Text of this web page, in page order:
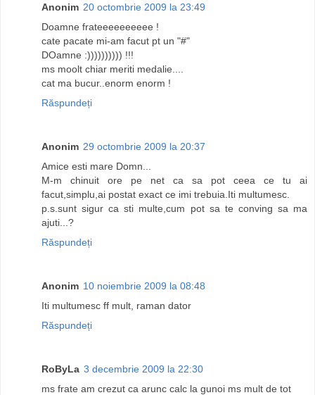
Anonim 20 octombrie 2009 la 23:49
Doamne frateeeeeeeeee !
cate pacate mi-am facut pt un "#"
DOamne :)))))))))) !!!
ms moolt chiar meriti medalie....
cat ma bucur..enorm enorm !
Răspundeți
Anonim 29 octombrie 2009 la 20:37
Amice esti mare Domn...
M-m chinuit ore pe net ca sa pot ceea ce tu ai
facut,simplu,ai postat exact ce imi trebuia.Iti multumesc.
p.s.sunt sigur ca sti multe,cum pot sa te conving sa ma
ajuti...?
Răspundeți
Anonim 10 noiembrie 2009 la 08:48
Iti multumesc ff mult, raman dator
Răspundeți
RoByLa 3 decembrie 2009 la 22:30
ms frate am crezut ca arunc calc la gunoi ms mult de tot